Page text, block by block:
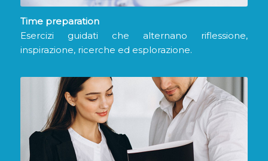
Time preparation
Esercizi guidati che alternano riflessione,
inspirazione, ricerche ed esplorazione.